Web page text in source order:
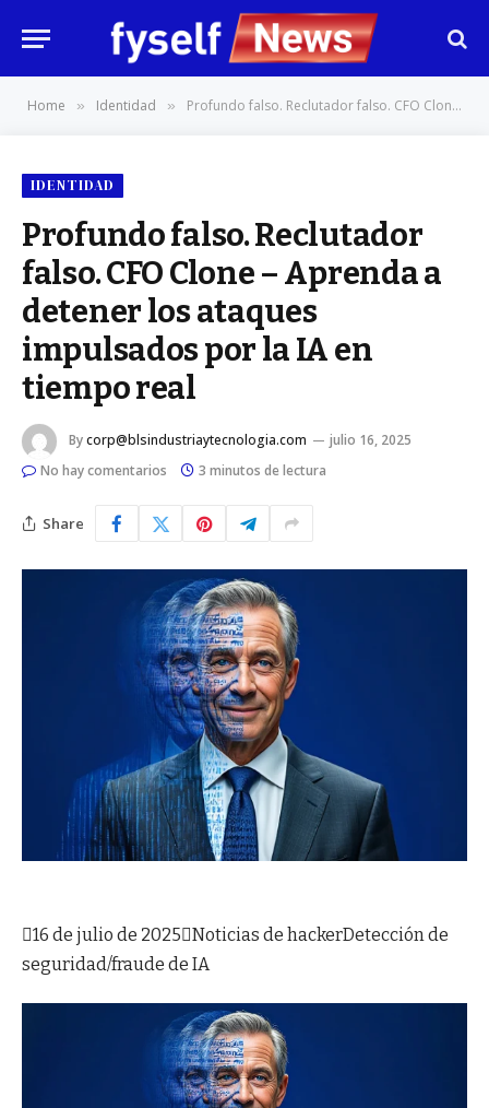
Home » Identidad » Profundo falso. Reclutador falso. CFO Clone – Aprenda a detener los ataques impulsados por la IA en tiempo real
IDENTIDAD
Profundo falso. Reclutador
falso. CFO Clone – Aprenda a
detener los ataques
impulsados por la IA en
tiempo real
Bycorp@blsindustriaytecnologia.com
julio 16, 2025
No hay comentarios
3 minutos de lectura
Share
16 de julio de 2025Noticias de hackerDetección de
seguridad/fraude de IA